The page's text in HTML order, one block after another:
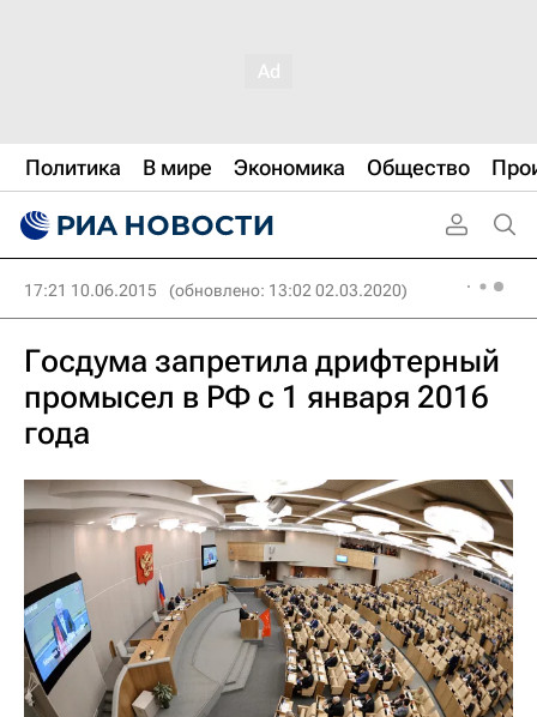
Политика В мире Экономика Общество
17:21 10.06.2015 (обновлено: 13:02 02.03.2020)
Госдума запретила дрифтерный
промысел в РФ с 1 января 2016
года